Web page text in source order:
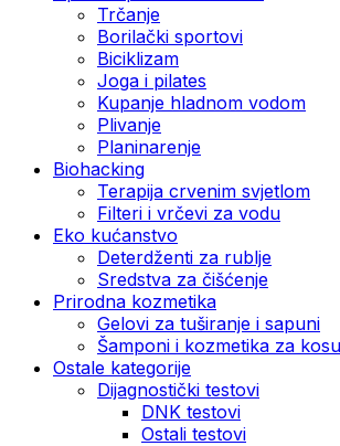
Trčanje
Borilački sportovi
Biciklizam
Joga i pilates
Kupanje hladnom vodom
Plivanje
Planinarenje
Biohacking
Terapija crvenim svjetlom
Filteri i vrčevi za vodu
Eko kućanstvo
Deterdženti za rublje
Sredstva za čišćenje
Prirodna kozmetika
Gelovi za tuširanje i sapuni
Šamponi i kozmetika za kosu
Ostale kategorije
Dijagnostički testovi
DNK testovi
Ostali testovi